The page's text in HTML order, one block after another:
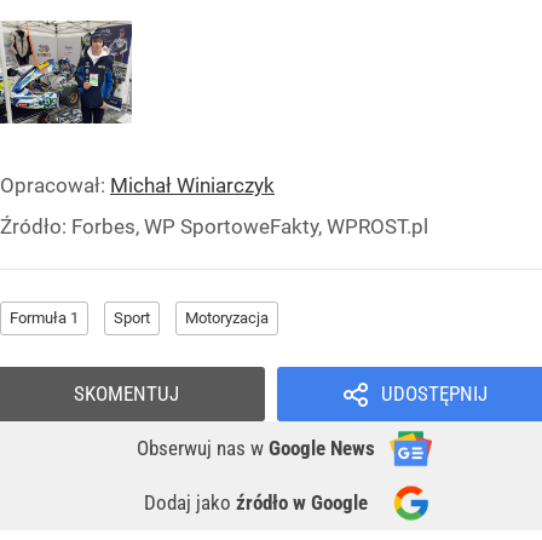
Opracował: Michał Winiarczyk
Źródło: Forbes, WP SportoweFakty, WPROST.pl
Formuła 1 Sport Motoryzacja
UDOSTĘPNIJ
Obserwuj nas w Google News
Dodaj jako źródło w Google
SKOMENTUJ